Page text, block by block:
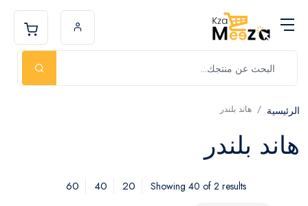
الرئيسية هاند بلندر
هاند بلندر
Showing 40 of 2 results
20
40
60